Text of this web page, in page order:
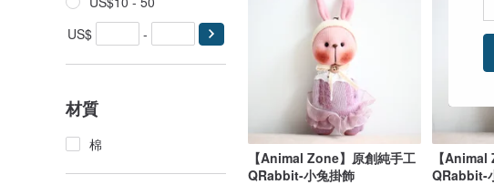
US$
-
材質
棉
【Animal Zone】原創純手工
QRabbit-小兔掛飾
【
QRabbit-